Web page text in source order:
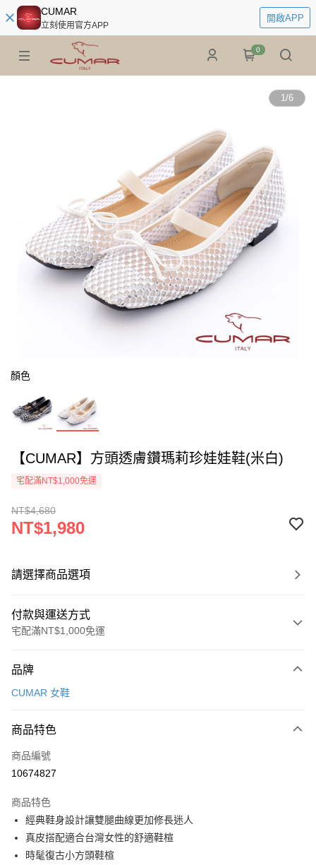
CUMAR
立刻使用官方APP
開啟APP
0
1/6
顏色
【CUMAR】方頭透膚鑽瑪莉珍娃娃鞋(米白)
宅配滿NT$1,000免運
NT$4,680
NT$1,980
請選擇商品選項
付款與運送方式
宅配滿NT$1,000免運
信用卡一次付款
Apple Pay
街口支付
宅配
每筆NT$90，滿NT$1,000(含以上)免運費
品牌
CUMAR 女鞋
商品特色
商品編號
10674827
商品特色
經典鞋身設計讓雙腿曲線更加修長迷人
真皮搭配適合台灣女性的舒適鞋楦
時髦復古小方頭鞋楦